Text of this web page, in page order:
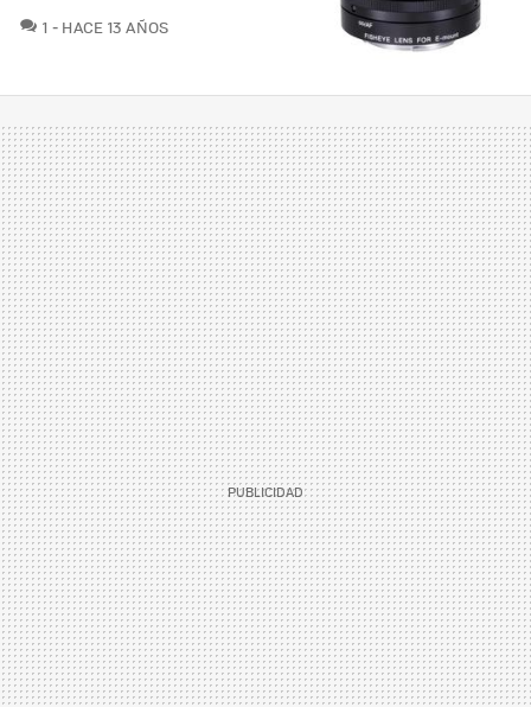
1 COMENTARIOS
HACE 13 AÑOS